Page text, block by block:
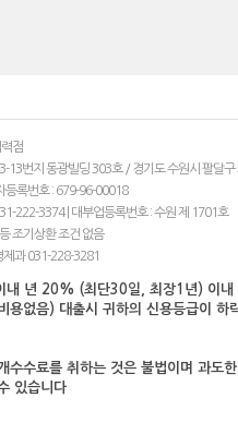
점
13번지 동광빌딩 303호 / 경기도 수원시 팔달
등록번호 : 679-96-00018
222-3374 | 대부업등록번호 : 수원 제 1701호
조기상환 조건 없음
제과 031-228-3281
년 20% (최단30일, 최장1년) 이내
용없음) 대출시 귀하의 신용등급이 하
수수료를 취하는 것은 불법이며 과도한
있습니다